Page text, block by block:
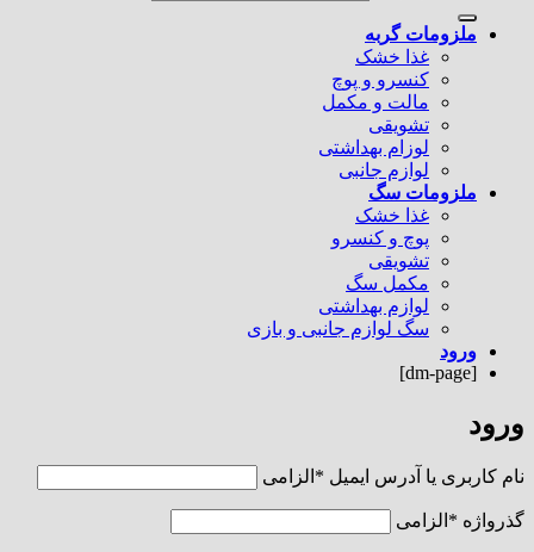
ملزومات گربه
غذا خشک
کنسرو و پوچ
مالت و مکمل
تشویقی
لوزام بهداشتی
لوازم جانبی
ملزومات سگ
غذا خشک
پوچ و کنسرو
تشویقی
مکمل سگ
لوازم بهداشتی
سگ لوازم جانبی و بازی
ورود
[dm-page]
ورود
نام کاربری یا آدرس ایمیل * الزامی
گذرواژه * الزامی